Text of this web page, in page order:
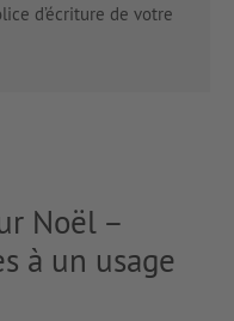
d’écriture de votre
Noël –
à un usage